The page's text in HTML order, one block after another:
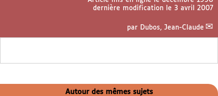
dernière modification le 3 avril 2007
par Dubos, Jean-Claude
Autour des mêmes sujets